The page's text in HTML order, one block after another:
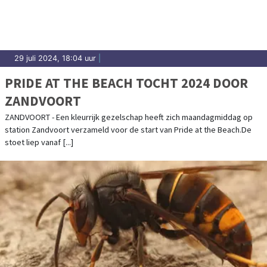
29 juli 2024, 18:04 uur
PRIDE AT THE BEACH TOCHT 2024 DOOR
ZANDVOORT
ZANDVOORT - Een kleurrijk gezelschap heeft zich maandagmiddag op
station Zandvoort verzameld voor de start van Pride at the Beach.De
stoet liep vanaf [...]